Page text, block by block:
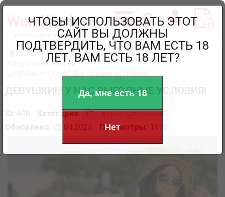
работа для девушек
Главная
Работа для девушек в Сочи
Сфера развлечений
ДЕВУШКИ!!! У НАС ВЫГОДНЫЕ УСЛОВИЯ!
ID: 408 Категория: Сфера Развлечений
Обновлено: 02.04.2025 Просмотры: 1376
ЧТОБЫ ИСПОЛЬЗОВАТЬ ЭТОТ
САЙТ ВЫ ДОЛЖНЫ
ПОДТВЕРДИТЬ, ЧТО ВАМ ЕСТЬ 18
ЛЕТ. ВАМ ЕСТЬ 18 ЛЕТ?
Да, мне есть 18
Нет